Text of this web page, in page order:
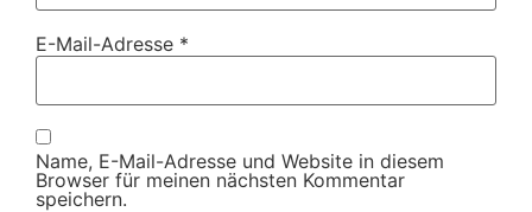
E-Mail-Adresse *
Name, E-Mail-Adresse und Website in diesem
Browser für meinen nächsten Kommentar
speichern.